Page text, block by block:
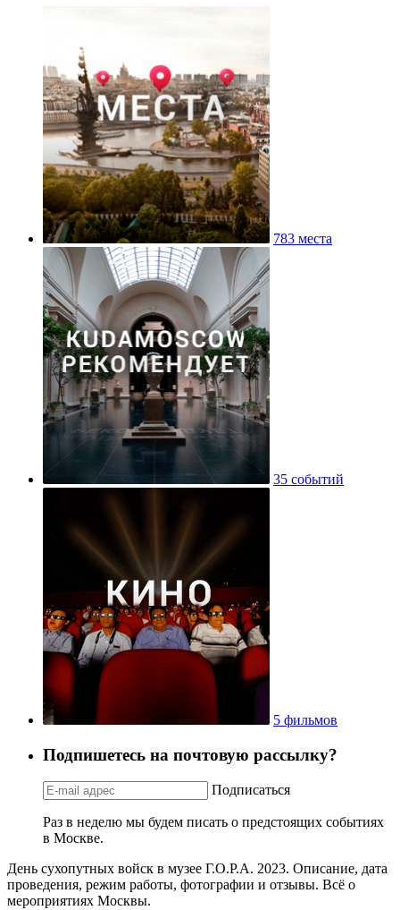
783 места
35 событий
5 фильмов
Подпишетесь на почтовую рассылку?
Подписаться
Раз в неделю мы будем писать о предстоящих событиях
в Москве.
День сухопутных войск в музее Г.О.Р.А. 2023. Описание, дата
проведения, режим работы, фотографии и отзывы. Всё о
мероприятиях Москвы.